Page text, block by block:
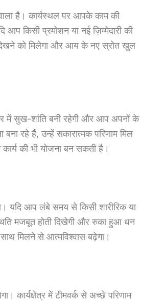
है। कार्यस्थल पर आपके काम की
किसी प्रमोशन या नई ज़िम्मेदारी की
को मिलेगा और आय के नए स्रोत खुल
में सुख-शांति बनी रहेगी और आप अपनों के
रहे हैं, उन्हें सकारात्मक परिणाम मिल
की भी योजना बन सकती है।
यदि आप लंबे समय से किसी शारीरिक या
मजबूत होती दिखेगी और रुका हुआ धन
मिलने से आत्मविश्वास बढ़ेगा।
कार्यक्षेत्र में टीमवर्क से अच्छे परिणाम